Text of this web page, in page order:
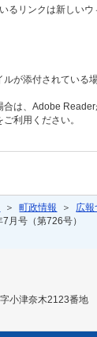
るリンクは新しい
が添付されている
合は、Adobe
利用ください。
＞町政情報 ＞ 広報
月号（第726号）
小津奈木2123番地